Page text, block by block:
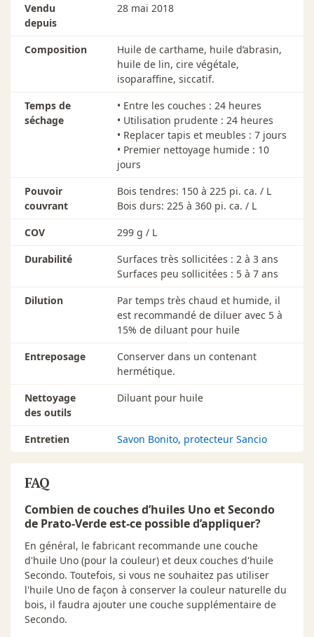
Vendu
depuis
28 mai 2018
Composition
Huile de carthame, huile d’abrasin,
huile de lin, cire végétale,
isoparaffine, siccatif.
Temps de
séchage
• Entre les couches : 24 heures
• Utilisation prudente : 24 heures
• Replacer tapis et meubles : 7 jours
• Premier nettoyage humide : 10
jours
Pouvoir
couvrant
Bois tendres: 150 à 225 pi. ca. / L
Bois durs: 225 à 360 pi. ca. / L
COV
299 g / L
Durabilité
Surfaces très sollicitées : 2 à 3 ans
Surfaces peu sollicitées : 5 à 7 ans
Dilution
Par temps très chaud et humide, il
est recommandé de diluer avec 5 à
15% de diluant pour huile
Entreposage
Conserver dans un contenant
hermétique.
Nettoyage
des outils
Diluant pour huile
Entretien Savon Bonito, protecteur Sancio
FAQ
Combien de couches d’huiles Uno et Secondo
de Prato-Verde est-ce possible d’appliquer?
En général, le fabricant recommande une couche
d'huile Uno (pour la couleur) et deux couches d'huile
Secondo. Toutefois, si vous ne souhaitez pas utiliser
l'huile Uno de façon à conserver la couleur naturelle du
bois, il faudra ajouter une couche supplémentaire de
Secondo.